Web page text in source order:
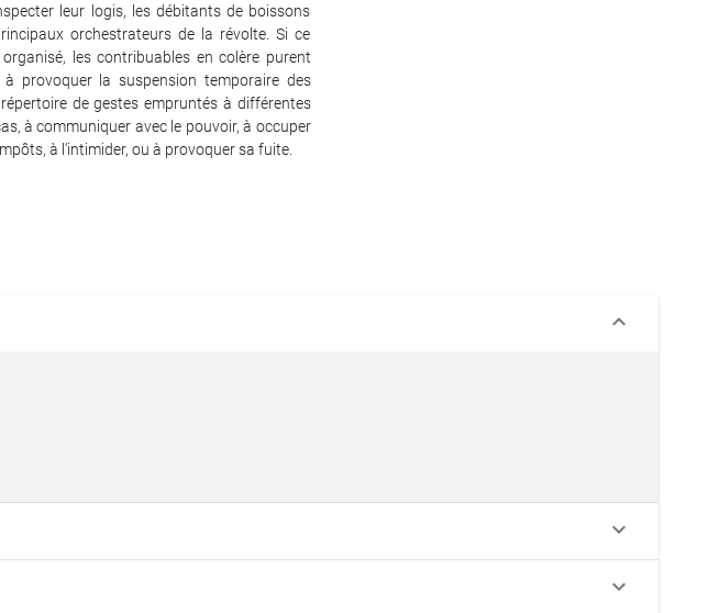
leur logis, les débitants de boissons
orchestrateurs de la révolte. Si ce
les contribuables en colère purent
provoquer la suspension temporaire des
de gestes empruntés à différentes
à communiquer avec le pouvoir, à occuper
à l’intimider, ou à provoquer sa fuite.
keyboard_arrow_down
keyboard_arrow_down
keyboard_arrow_down